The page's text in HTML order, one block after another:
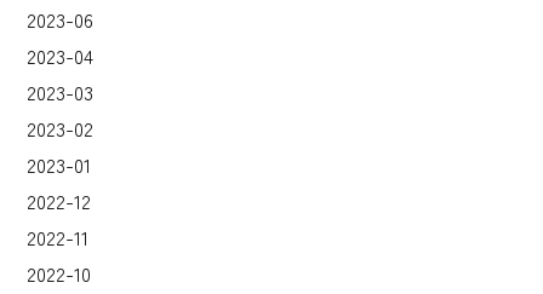
2023-06
2023-04
2023-03
2023-02
2023-01
2022-12
2022-11
2022-10